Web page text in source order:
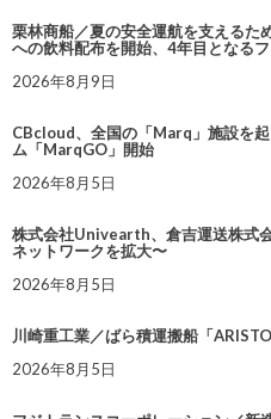
栗林商船／夏の安全運航を支えるた
への飲料配布を開始、4年目となる
2026年8月9日
CBcloud、全国の「Marq」施設を
ム「MarqGO」開始
2026年8月5日
株式会社Univearth、倉吉運送株式
ネットワークを拡大〜
2026年8月5日
川崎重工業／ばら積運搬船「
2026年8月5日